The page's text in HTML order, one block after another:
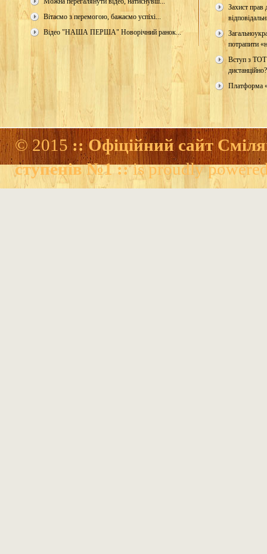
Вітаємо з перемогою, бажаємо успіхі...
Відео "НАША ПЕРША" Новорічний ранок...
Захист прав
потрапити
Вступ з
дистанційно?
Платформа
© 2015:: Офіційний сайт
ступенів №1 ::is proudly